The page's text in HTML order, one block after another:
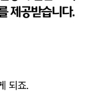
되죠.